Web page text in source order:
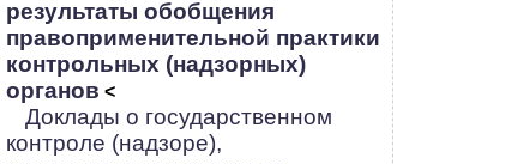
результаты обобщения
правоприменительной практики
контрольных (надзорных)
органов <
Доклады о государственном
контроле (надзоре),